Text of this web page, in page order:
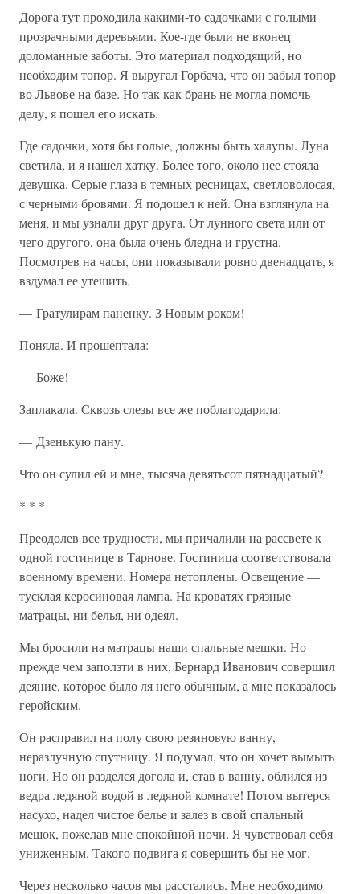
Дорога тут проходила какими-то садочками с голыми
прозрачными деревьями. Кое-где были не вконец
доломанные заботы. Это материал подходящий, но
необходим топор. Я выругал Горбача, что он забыл топор
во Львове на базе. Но так как брань не могла помочь
делу, я пошел его искать.
Где садочки, хотя бы голые, должны быть халупы. Луна
светила, и я нашел хатку. Более того, около нее стояла
девушка. Серые глаза в темных ресницах, светловолосая,
с черными бровями. Я подошел к ней. Она взглянула на
меня, и мы узнали друг друга. От лунного света или от
чего другого, она была очень бледна и грустна.
Посмотрев на часы, они показывали ровно двенадцать, я
вздумал ее утешить.
— Гратулирам паненку. З Новым роком!
Поняла. И прошептала:
— Боже!
Заплакала. Сквозь слезы все же поблагодарила:
— Дзенькую пану.
Что он сулил ей и мне, тысяча девятьсот пятнадцатый?
* * *
Преодолев все трудности, мы причалили на рассвете к
одной гостинице в Тарнове. Гостиница соответствовала
военному времени. Номера нетоплены. Освещение —
тусклая керосиновая лампа. На кроватях грязные
матрацы, ни белья, ни одеял.
Мы бросили на матрацы наши спальные мешки. Но
прежде чем заползти в них, Бернард Иванович совершил
деяние, которое было ля него обычным, а мне показалось
геройским.
Он расправил на полу свою резиновую ванну,
неразлучную спутницу. Я подумал, что он хочет вымыть
ноги. Но он разделся догола и, став в ванну, облился из
ведра ледяной водой в ледяной комнате! Потом вытерся
насухо, надел чистое белье и залез в свой спальный
мешок, пожелав мне спокойной ночи. Я чувствовал себя
униженным. Такого подвига я совершить бы не мог.
Через несколько часов мы расстались. Мне необходимо